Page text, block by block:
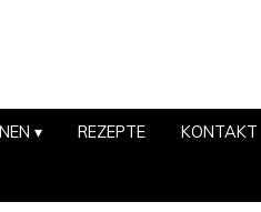
REZEPTE KONTAKT